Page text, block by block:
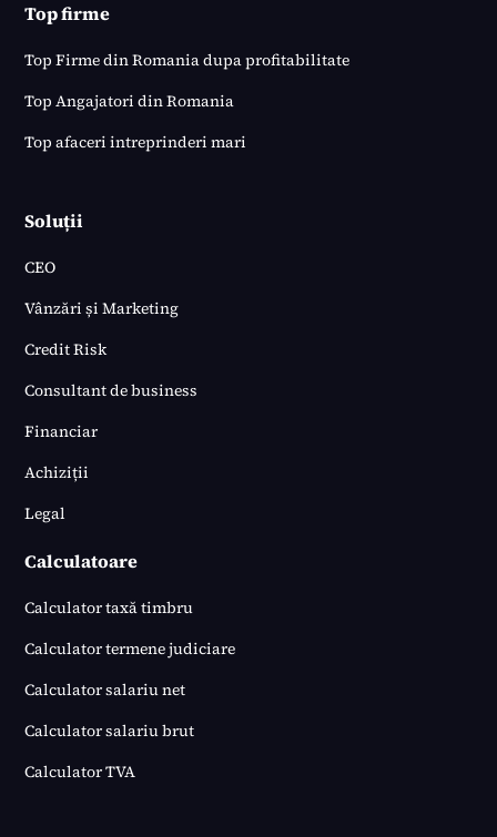
Top firme
Top Firme din Romania dupa profitabilitate
Top Angajatori din Romania
Top afaceri intreprinderi mari
Soluții
CEO
Vânzări și Marketing
Credit Risk
Consultant de business
Financiar
Achiziții
Legal
Calculatoare
Calculator taxă timbru
Calculator termene judiciare
Calculator salariu net
Calculator salariu brut
Calculator TVA